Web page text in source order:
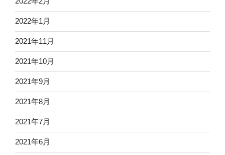
2022年1月
2021年11月
2021年10月
2021年9月
2021年8月
2021年7月
2021年6月